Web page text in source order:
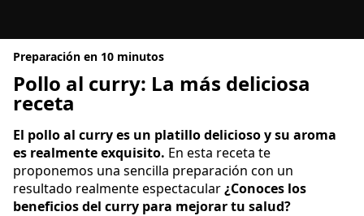
Preparación en 10 minutos
Pollo al curry: La más deliciosa
receta
El pollo al curry es un platillo delicioso y su aroma
es realmente exquisito. En esta receta te
proponemos una sencilla preparación con un
resultado realmente espectacular¿Conoces los
beneficios del curry para mejorar tu salud?